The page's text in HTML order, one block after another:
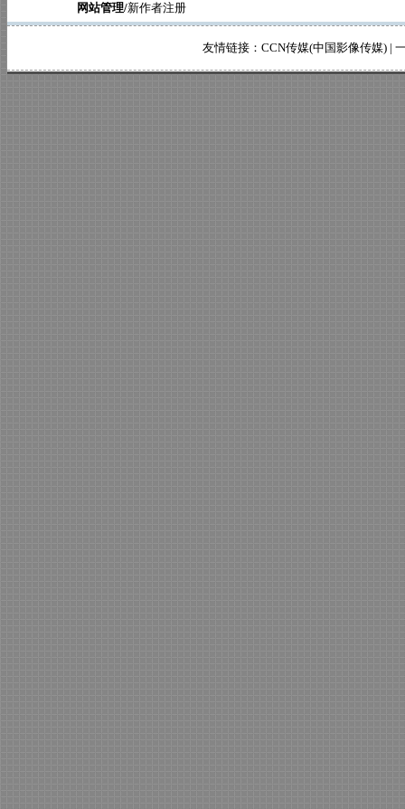
网站管理/新作者注册
友情链接： CCN传媒(中国影像传媒) |